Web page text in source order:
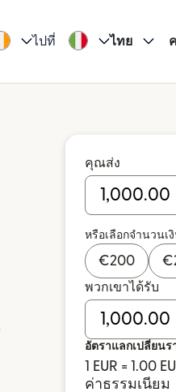
ไปที่ ไทย
คุณส่ง
หรือเลือกจำนวนเ
€200 €
พวกเขาได้รับ
อัตราแลกเปลี่ยนร
1 EUR = 1.00
ค่าธรรมเนียม